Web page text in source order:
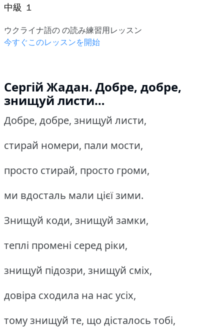
中級 １
ウクライナ語の の読み練習用レッスン
今すぐこのレッスンを開始
Сергій Жадан. Добре, добре,
знищуй листи…
Добре, добре, знищуй листи,
стирай номери, пали мости,
просто стирай, просто громи,
ми вдосталь мали цієї зими.
Знищуй коди, знищуй замки,
теплі промені серед ріки,
знищуй підозри, знищуй сміх,
довіра сходила на нас усіх,
тому знищуй те, що дісталось тобі,